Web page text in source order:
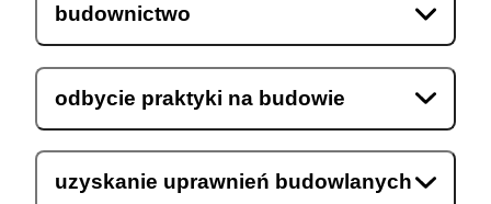
budownictwo
odbycie praktyki na budowie
uzyskanie uprawnień budowlanych